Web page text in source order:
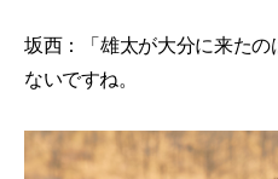
坂西：「雄太が大分に来た
ないですね。